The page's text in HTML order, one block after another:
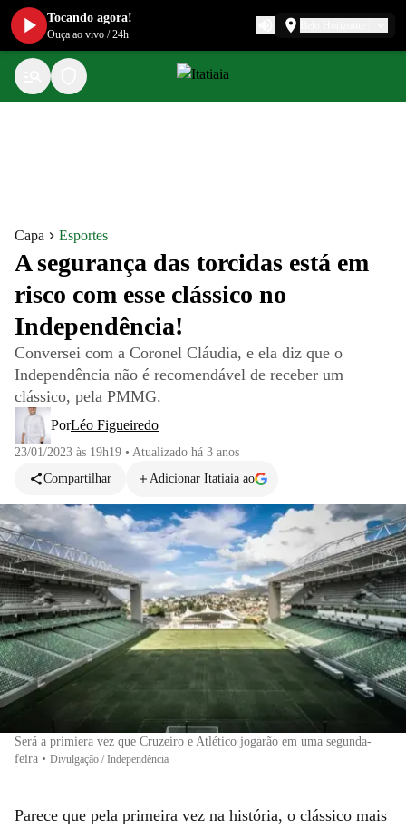
Capa Esportes
A segurança das torcidas está em
risco com esse clássico no
Independência!
Conversei com a Coronel Cláudia, e ela diz que o
Independência não é recomendável de receber um
clássico, pela PMMG.
PorLéo Figueiredo
23/01/2023 às 19h19 • Atualizado há 3 anos
Compartilhar
Adicionar Itatiaia ao
Será a primiera vez que Cruzeiro e Atlético jogarão em uma segunda-
feira • Divulgação / Independência
Parece que pela primeira vez na história, o clássico mais
Tocando agora!
Ouça ao vivo /24h